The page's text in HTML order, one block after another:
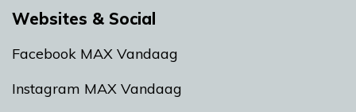
Websites & Social
Facebook MAX Vandaag
Instagram MAX Vandaag